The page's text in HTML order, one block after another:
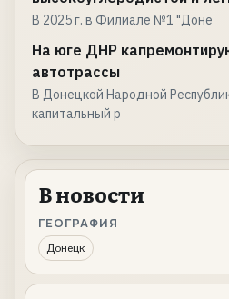
В 2025 г. в Филиале №1 "Доне
На юге ДНР
автотрассы
В Донецкой Народной
капитальный р
В новости
ГЕОГРАФИЯ
Донецк